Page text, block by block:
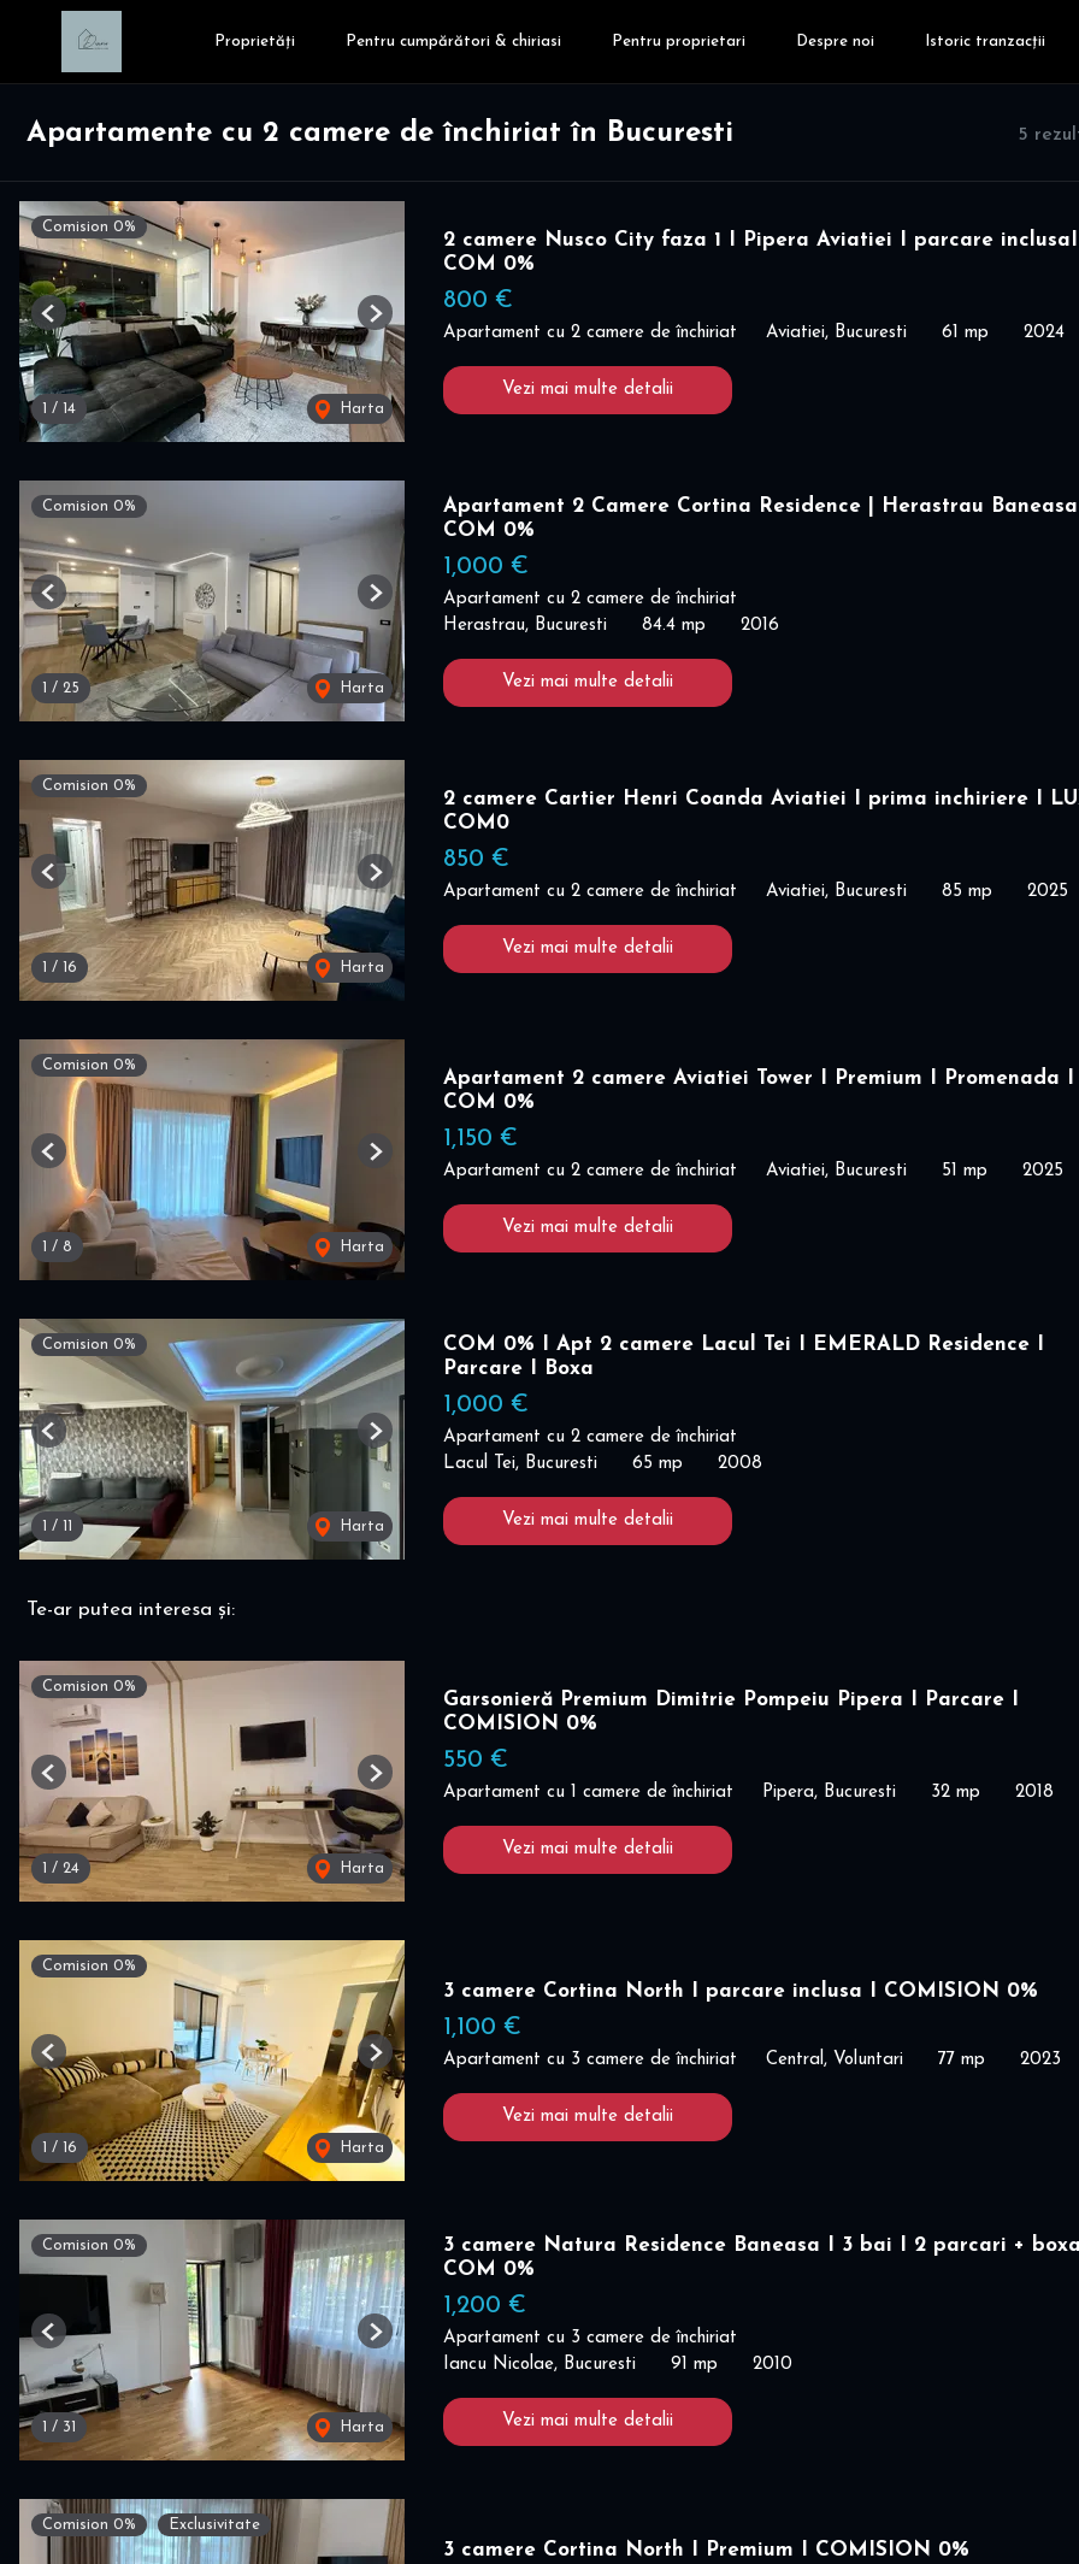
Proprietăți Pentru cumpărători & chiriasi Pentru proprietari Despre noi Istoric tranzacții
5
Apartamente cu 2 camere de închiriat în Bucuresti
Comision 0%
1 / 14 Harta
Previous Next
2 camere Nusco City faza 1 I Pipera Aviatiei I parcare inclusaI
COM 0%
800 €
Apartament cu 2 camere de închiriat Aviatiei, Bucuresti 61 mp 2024
Vezi mai multe detalii
Comision 0%
1 / 25 Harta
Previous Next
Apartament 2 Camere Cortina Residence | Herastrau
COM 0%
1,000 €
Apartament cu 2 camere de închiriat
Herastrau, Bucuresti
84.4 mp 2016
Vezi mai multe detalii
Comision 0%
1 / 16 Harta
Previous Next
2 camere Cartier Henri Coanda Aviatiei I prima inchiriere I
COM0
850 €
Apartament cu 2 camere de închiriat Aviatiei, Bucuresti 85 mp 2025
Vezi mai multe detalii
Comision 0%
1 / 8 Harta
Previous Next
Apartament 2 camere Aviatiei Tower I Premium I Promenada I
COM 0%
1,150 €
Apartament cu 2 camere de închiriat Aviatiei, Bucuresti 51 mp 2025
Vezi mai multe detalii
Comision 0%
1 / 11 Harta
Previous Next
COM 0% I Apt 2 camere Lacul Tei I EMERALD Residence I
Parcare I Boxa
1,000 €
Apartament cu 2 camere de închiriat
Lacul Tei, Bucuresti
65 mp 2008
Vezi mai multe detalii
Te-ar putea interesa și:
Comision 0%
1 / 24 Harta
Previous Next
Garsonieră Premium Dimitrie Pompeiu Pipera I Parcare I
COMISION 0%
550 €
Apartament cu 1 camere de închiriat Pipera, Bucuresti 32 mp 2018
Vezi mai multe detalii
Comision 0%
1 / 16 Harta
Previous Next
3 camere Cortina North I parcare inclusa I COMISION 0%
1,100 €
Apartament cu 3 camere de închiriat Central, Voluntari 77 mp 2023
Vezi mai multe detalii
Comision 0%
1 / 31 Harta
Previous Next
3 camere Natura Residence Baneasa I 3 bai I 2 parcari +
COM 0%
1,200 €
Apartament cu 3 camere de închiriat
Iancu Nicolae, Bucuresti
91 mp 2010
Vezi mai multe detalii
Comision 0% Exclusivitate
3 camere Cortina North I Premium I COMISION 0%